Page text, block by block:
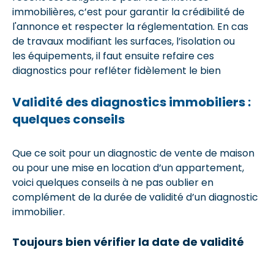
immobilières, c’est pour garantir la crédibilité de
l'annonce et respecter la réglementation. En cas
de travaux modifiant les surfaces, l’isolation ou
les équipements, il faut ensuite refaire ces
diagnostics pour refléter fidèlement le bien
Validité des diagnostics immobiliers :
quelques conseils
Que ce soit pour un diagnostic de vente de maison
ou pour une mise en location d’un appartement,
voici quelques conseils à ne pas oublier en
complément de la durée de validité d’un diagnostic
immobilier.
Toujours bien vérifier la date de validité